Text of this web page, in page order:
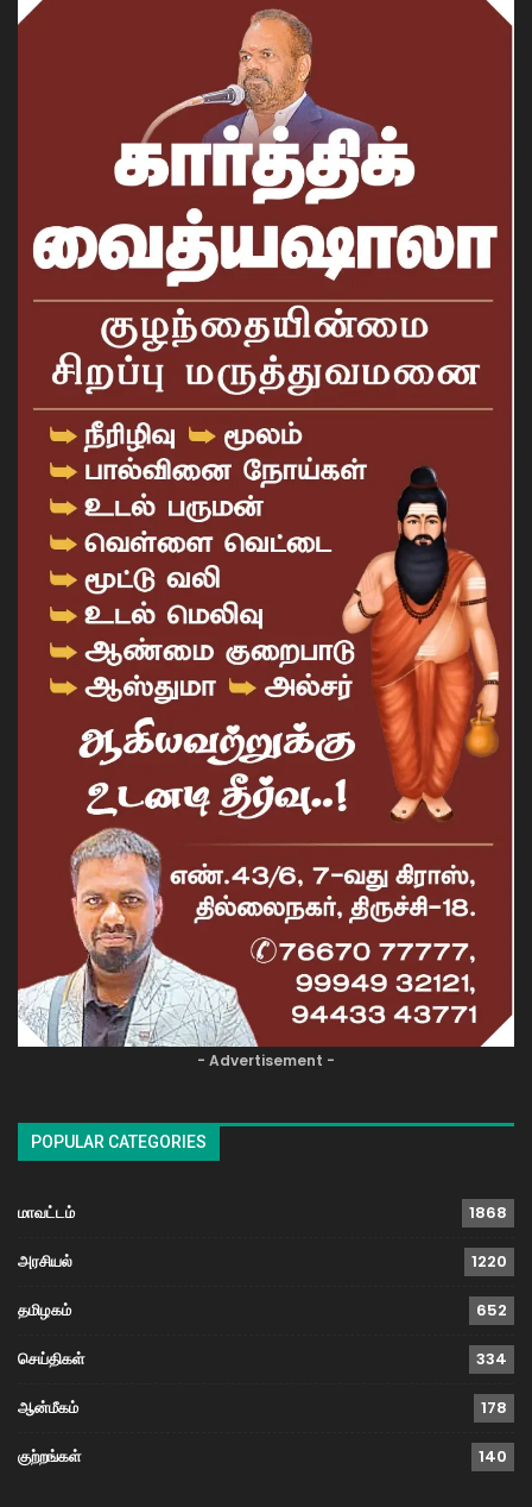
- Advertisement -
POPULAR CATEGORIES
மாவட்டம் 1868
அரசியல் 1220
தமிழகம் 652
செய்திகள் 334
ஆன்மீகம் 178
குற்றங்கள் 140